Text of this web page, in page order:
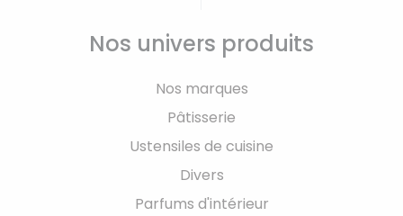
Nos univers produits
Nos marques
Pâtisserie
Ustensiles de cuisine
Divers
Parfums d'intérieur